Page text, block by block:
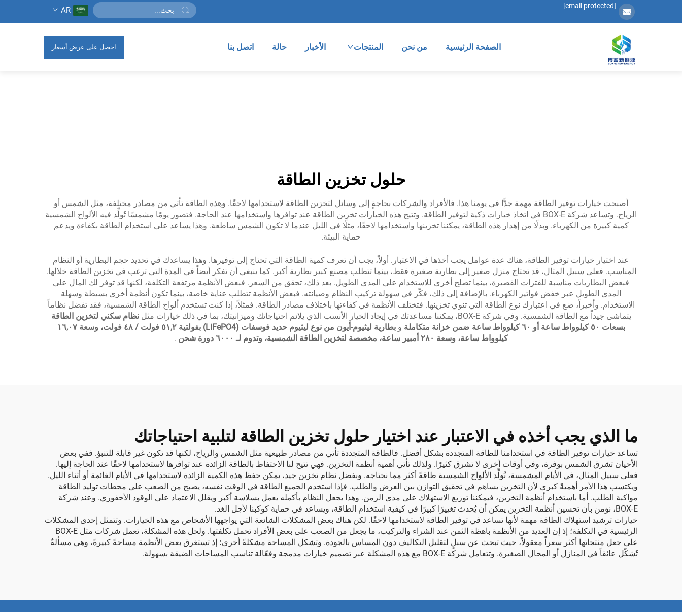
[email protected]
AR
الصفحة الرئيسية من نحن المنتجات الأخبار حالة اتصل بنا احصل على عرض أسعار
حلول تخزين الطاقة
أصبحت خيارات توفير الطاقة مهمة جدًّا في يومنا هذا. فالأفراد والشركات بحاجةٍ إلى وسائل لتخزين الطاقة لاستخدامها لاحقًا. وهذه الطاقة تأتي من مصادر مختلفة، مثل الشمس أو
الرياح. وتساعد شركة BOX-E في اتخاذ خيارات ذكية لتوفير الطاقة. وتتيح هذه الخيارات تخزين الطاقة عند توافرها واستخدامها عند الحاجة. فتصور يومًا مشمسًا تُولِّد فيه الألواح الشمسية
كمية كبيرة من الكهرباء. وبدلًا من إهدار هذه الطاقة، يمكننا تخزينها واستخدامها لاحقًا، مثلًا في الليل عندما لا تكون الشمس ساطعة. وهذا يساعد على استخدام الطاقة بكفاءة ويدعم
حماية البيئة.
عند اختيار خيارات توفير الطاقة، هناك عدة عوامل يجب أخذها في الاعتبار. أولاً، يجب أن تعرف كمية الطاقة التي تحتاج إلى توفيرها. وهذا يساعدك في تحديد حجم البطارية أو النظام
المناسب. فعلى سبيل المثال، قد تحتاج منزل صغير إلى بطارية صغيرة فقط، بينما تتطلب مصنع كبير بطارية أكبر. كما ينبغي أن تفكر أيضاً في المدة التي ترغب في تخزين الطاقة خلالها.
فبعض البطاريات مناسبة للفترات القصيرة، بينما تصلح أخرى للاستخدام على المدى الطويل. بعد ذلك، تحقق من السعر. فبعض الأنظمة مرتفعة التكلفة، لكنها قد توفر لك المال على
المدى الطويل عبر خفض فواتير الكهرباء. بالإضافة إلى ذلك، فكّر في سهولة تركيب النظام وصيانته. فبعض الأنظمة تتطلب عناية خاصة، بينما تكون أنظمة أخرى بسيطة وسهلة
الاستخدام. وأخيراً، ضع في اعتبارك نوع الطاقة التي تنوي تخزينها. فتختلف الأنظمة في كفاءتها باختلاف مصادر الطاقة. فمثلاً، إذا كنت تستخدم ألواح الطاقة الشمسية، فقد تفضل نظاماً
يتماشى جيداً مع الطاقة الشمسية. وفي شركة BOX-E، يمكننا مساعدتك في إيجاد الخيار الأنسب الذي يلائم احتياجاتك وميزانيتك، بما في ذلك خيارات مثل
نظام سكني لتخزين الطاقة
بسعات ٥٠ كيلوواط ساعة أو ٦٠ كيلوواط ساعة ضمن خزانة متكاملة
و
بطارية ليثيوم-أيون من نوع ليثيوم حديد فوسفات (LiFePO4) بفولتية ٥١,٢ فولت / ٤٨ فولت، وسعة ١٦,٠٧
كيلوواط ساعة، وسعة ٢٨٠ أمبير ساعة، مخصصة لتخزين الطاقة الشمسية، وتدوم لـ ٦٠٠٠ دورة شحن
.
ما الذي يجب أخذه في الاعتبار عند اختيار حلول تخزين الطاقة لتلبية احتياجاتك
تساعد خيارات توفير الطاقة في استخدامنا للطاقة المتجددة بشكل أفضل. فالطاقة المتجددة تأتي من مصادر طبيعية مثل الشمس والرياح، لكنها قد تكون غير قابلة للتنبؤ. ففي بعض
الأحيان تشرق الشمس بوفرة، وفي أوقات أخرى لا تشرق كثيرًا. ولذلك تأتي أهمية أنظمة التخزين. فهي تتيح لنا الاحتفاظ بالطاقة الزائدة عند توافرها لاستخدامها لاحقًا عند الحاجة إليها.
فعلى سبيل المثال، في الأيام المشمسة، تُولِّد الألواح الشمسية طاقةً أكثر مما نحتاجه. وبفضل نظام تخزين جيد، يمكن حفظ هذه الكمية الزائدة لاستخدامها في الأيام الغائمة أو أثناء الليل.
ويكتسب هذا الأمر أهميةً كبرى لأن التخزين يساهم في تحقيق التوازن بين العرض والطلب. فإذا استخدم الجميع الطاقة في الوقت نفسه، يصبح من الصعب على محطات توليد الطاقة
مواكبة الطلب. أما باستخدام أنظمة التخزين، فيمكننا توزيع الاستهلاك على مدى الزمن. وهذا يجعل النظام بأكمله يعمل بسلاسة أكبر ويقلل الاعتماد على الوقود الأحفوري. وعند شركة
BOX-E، نؤمن بأن تحسين أنظمة التخزين يمكن أن يُحدث تغييرًا كبيرًا في كيفية استخدام الطاقة، ويساعد في حماية كوكبنا لأجل الغد.
خيارات ترشيد استهلاك الطاقة مهمة لأنها تساعد في توفير الطاقة لاستخدامها لاحقًا. لكن هناك بعض المشكلات الشائعة التي يواجهها الأشخاص مع هذه الخيارات. وتتمثل إحدى المشكلات
الرئيسية في التكلفة؛ إذ إن العديد من الأنظمة باهظة الثمن عند الشراء والتركيب، ما يجعل من الصعب على بعض الأفراد تحمل تكلفتها. ولحل هذه المشكلة، تعمل شركات مثل BOX-E
على جعل منتجاتها أكثر سعراً معقولاً، حيث تبحث عن سبلٍ لتقليل التكاليف دون المساس بالجودة. وتشكل المساحة مشكلةً أخرى؛ إذ تستغرق بعض الأنظمة مساحةً كبيرةً، وهي مسألةٌ
تُشكّل عائقاً في المنازل أو المحال الصغيرة. وتتعامل شركة BOX-E مع هذه المشكلة عبر تصميم خيارات مدمجة وفعّالة تناسب المساحات الضيقة بسهولة.